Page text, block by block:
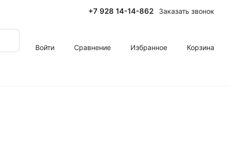
+7 928 14-14-862 Заказать звонок
Войти Сравнение Избранное Корзина